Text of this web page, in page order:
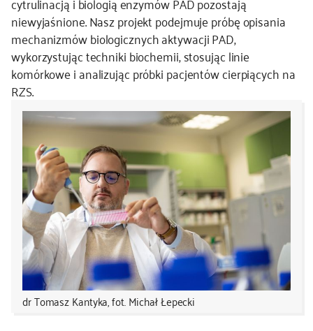
niewyjaśnione. Nasz projekt podejmuje próbę opisania
mechanizmów biologicznych aktywacji PAD,
wykorzystując techniki biochemii, stosując linie
komórkowe i analizując próbki pacjentów cierpiących na
RZS.
dr Tomasz Kantyka, fot. Michał Łepecki